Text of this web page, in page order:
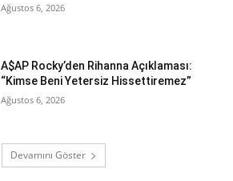
Ağustos 6, 2026
A$AP Rocky’den Rihanna Açıklaması:
“Kimse Beni Yetersiz Hissettiremez”
Ağustos 6, 2026
Devamını Göster